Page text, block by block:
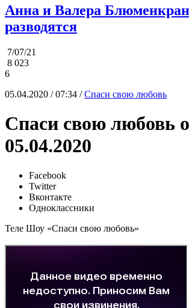
Анна и Валера
разводятся
7/07/21
8 023
6
05.04.2020 / 07:34 /Спаси свою любовь
Спаси свою любовь
05.04.2020
Facebook
Twitter
Вконтакте
Одноклассники
Теле Шоу «Спаси свою любовь»